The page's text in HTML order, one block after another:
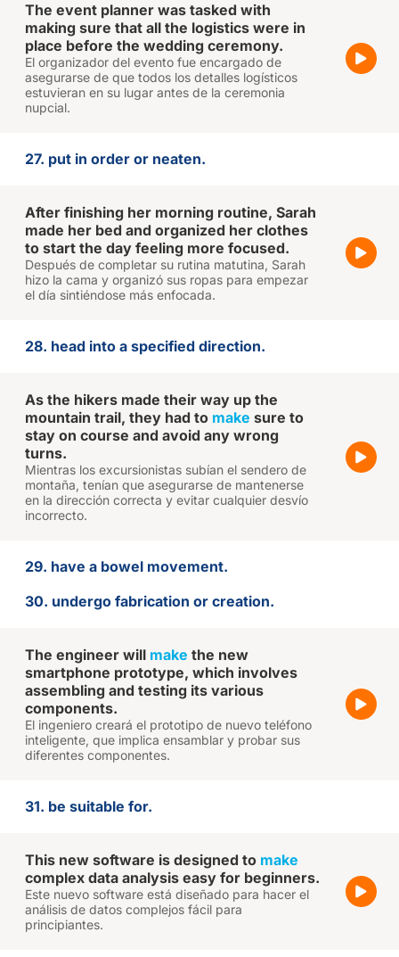
The event planner was tasked with
making sure that all the logistics were in
place before the wedding ceremony.
El organizador del evento fue encargado de
asegurarse de que todos los detalles logísticos
estuvieran en su lugar antes de la ceremonia
nupcial.
27. put in order or neaten.
After finishing her morning routine, Sarah
made her bed and organized her clothes
to start the day feeling more focused.
Después de completar su rutina matutina, Sarah
hizo la cama y organizó sus ropas para empezar
el día sintiéndose más enfocada.
28. head into a specified direction.
As the hikers made their way up the
mountain trail, they had to make sure to
stay on course and avoid any wrong
turns.
Mientras los excursionistas subían el sendero de
montaña, tenían que asegurarse de mantenerse
en la dirección correcta y evitar cualquier desvío
incorrecto.
29. have a bowel movement.
30. undergo fabrication or creation.
The engineer will make the new
smartphone prototype, which involves
assembling and testing its various
components.
El ingeniero creará el prototipo de nuevo teléfono
inteligente, que implica ensamblar y probar sus
diferentes componentes.
31. be suitable for.
This new software is designed to make
complex data analysis easy for beginners.
Este nuevo software está diseñado para hacer el
análisis de datos complejos fácil para
principiantes.